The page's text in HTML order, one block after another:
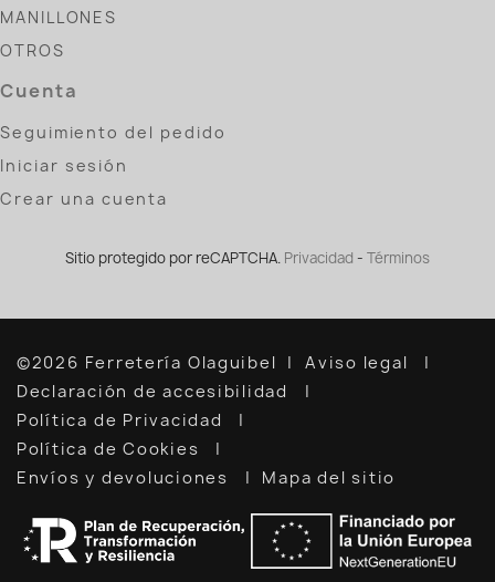
MANILLONES
OTROS
Cuenta
Seguimiento del pedido
Iniciar sesión
Crear una cuenta
Sitio protegido por reCAPTCHA. Privacidad - Términos
©2026 Ferretería Olaguibel
Aviso legal
Declaración de accesibilidad
Política de Privacidad
Política de Cookies
Envíos y devoluciones
Mapa del sitio